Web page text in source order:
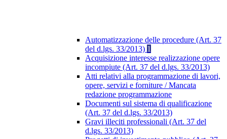
Automatizzazione delle procedure (Art. 37
del d.lgs. 33/2013) 1
Acquisizione interesse realizzazione opere
incompiute (Art. 37 del d.lgs. 33/2013)
Atti relativi alla programmazione di lavori,
opere, servizi e forniture / Mancata
redazione programmazione
Documenti sul sistema di qualificazione
(Art. 37 del d.lgs. 33/2013)
Gravi illeciti professionali (Art. 37 del
d.lgs. 33/2013)